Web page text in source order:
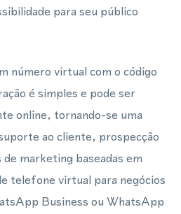
para seu público
número virtual com o código
é simples e pode ser
online, tornando-se uma
ao cliente, prospecção
de marketing baseadas em
telefone virtual para negócios
Business ou WhatsApp